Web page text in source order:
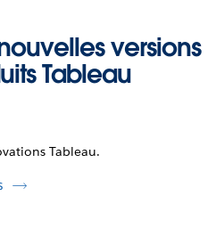
versions
Tableau
Tableau.